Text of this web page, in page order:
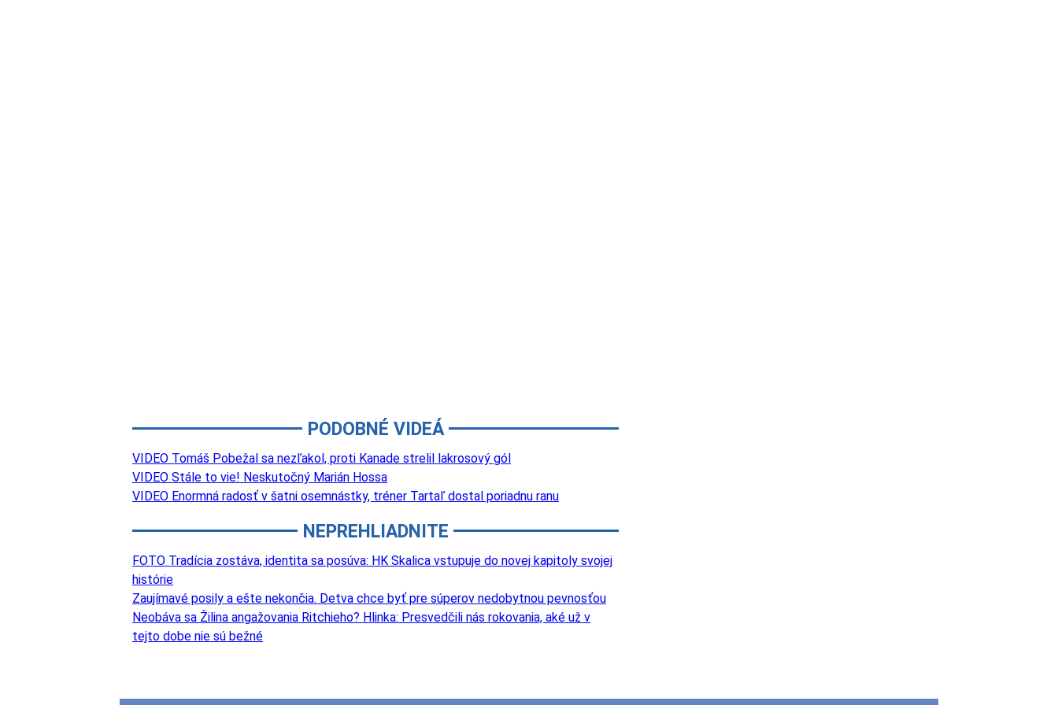
PODOBNÉ VIDEÁ
VIDEO Tomáš Pobežal sa nezľakol, proti Kanade strelil lakrosový gól
VIDEO Stále to vie! Neskutočný Marián Hossa
VIDEO Enormná radosť v šatni osemnástky, tréner Tartaľ dostal poriadnu ranu
NEPREHLIADNITE
FOTO Tradícia zostáva, identita sa posúva: HK Skalica vstupuje do novej kapitoly svojej
histórie
Zaujímavé posily a ešte nekončia. Detva chce byť pre súperov nedobytnou pevnosťou
Neobáva sa Žilina angažovania Ritchieho? Hlinka: Presvedčili nás rokovania, aké už v
tejto dobe nie sú bežné